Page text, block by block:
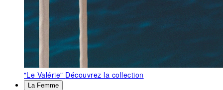
"Le Valérie" Découvrez la collection
La Femme